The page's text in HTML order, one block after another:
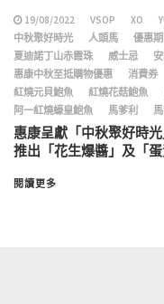
19/08/2022 VSOP XO
中秋聚好時光
人頭馬 優惠
夏迪諾丁山赤霞珠
威士忌
惠康中秋至抵購物優惠
消費券
紅燒元貝鮑魚
紅燒花菇鮑魚
阿一紅燒蠔皇鮑魚
馬爹利
惠康呈獻「中秋聚好時
推出「花生爆醬」及「
閱讀更多